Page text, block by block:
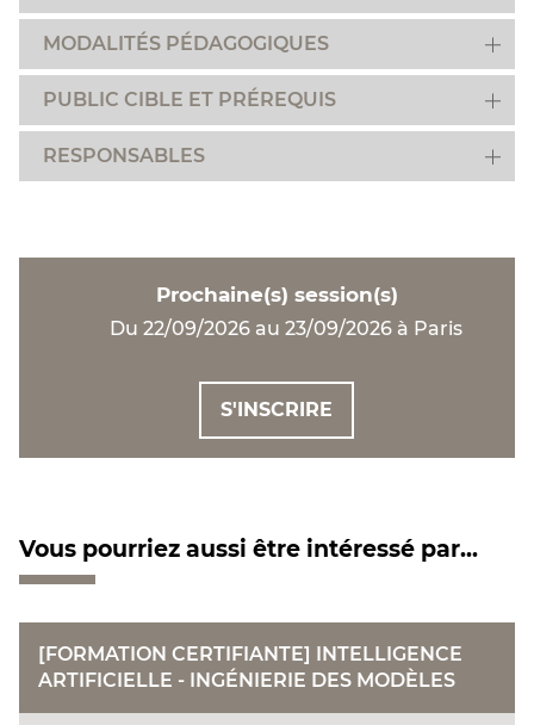
MODALITÉS PÉDAGOGIQUES
PUBLIC CIBLE ET PRÉREQUIS
RESPONSABLES
Prochaine(s) session(s)
Du 22/09/2026 au 23/09/2026 à Paris
S'INSCRIRE
Vous pourriez aussi être intéressé par...
[FORMATION CERTIFIANTE] INTELLIGENCE
ARTIFICIELLE - INGÉNIERIE DES MODÈLES